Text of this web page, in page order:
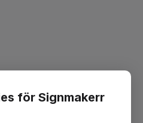
för Signmakerr